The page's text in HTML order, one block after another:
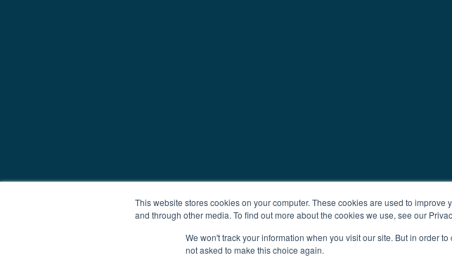
This website stores cookies on your computer. These cookies are used to
and through other media. To find out more about the cookies we use, see our
We won't track your information when you visit our site. But in order
not asked to make this choice again.